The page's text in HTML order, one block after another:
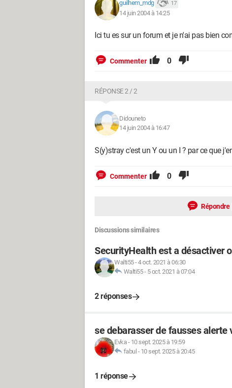
guilhem_mdg 17
14 juin 2004 à 14:25
Ici tu es sur un forum et je n'ai pas bien
Commenter 0
RÉPONSE 2 / 2
Didouneto
14 juin 2004 à 16:47
S(y)stray c'est un Y ou un I ? par ce que
Commenter 0
Répondre
Discussions similaires
SecurityHealth est a désactiver
Walti55-4 oct. 2021 à 06:30
Walti55- 5 oct. 2021 à 07:04
2 réponses
se debarasser de fausses alerte
Evka- 10 sept. 2025 à 19:59
fabul - 10 sept. 2025 à 20:45
1 réponse